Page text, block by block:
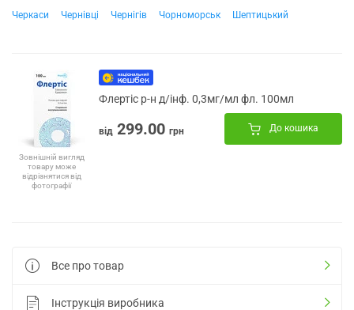
Черкаси
Чернівці Чернігів Чорноморськ Шептицький
Зовнішній вигляд
товару може
відрізнятися від
фотографії
Флертіс р-н д/інф. 0,3мг/мл фл. 100мл
від 299.00 грн До кошика
Все про товар
Інструкція виробника